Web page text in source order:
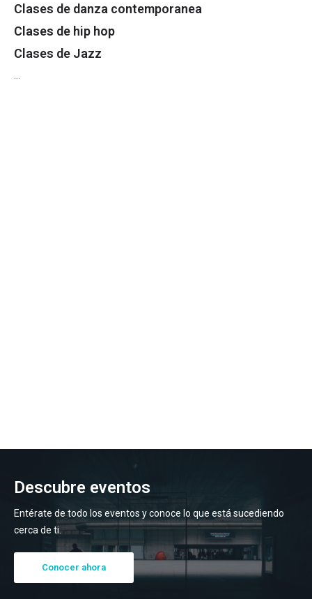
Clases de danza contemporanea
Clases de hip hop
Clases de Jazz
Descubre eventos
Entérate de todo los eventos y conoce lo que está sucediendo
cerca de ti.
Conocer ahora